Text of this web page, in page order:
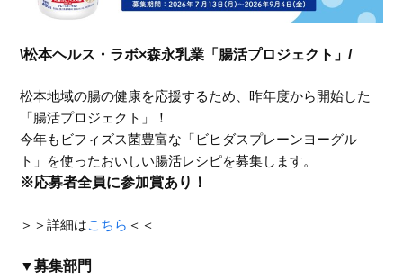
\松本ヘルス・ラボ×森永乳業「腸活プロジェクト」/
松本地域の腸の健康を応援するため、昨年度から開始した
「腸活プロジェクト」！
今年もビフィズス菌豊富な「ビヒダスプレーンヨーグル
ト」を使ったおいしい腸活レシピを募集します。
※応募者全員に参加賞あり！
＞＞詳細はこちら ＜＜
▼募集部門